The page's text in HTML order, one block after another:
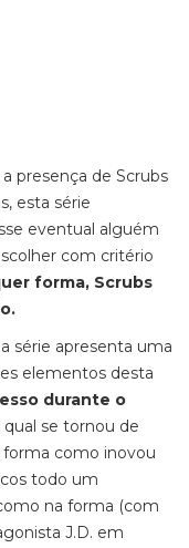
presença de Scrubs
esta série
eventual alguém
com critério
forma, Scrubs
série apresenta uma
elementos desta
durante o
qual se tornou de
como inovou
todo um
na forma (com
J.D. em